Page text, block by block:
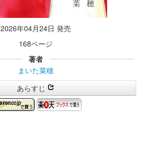
2026年04月24日 発売
168ページ
著者
まいた菜穂
あらすじ